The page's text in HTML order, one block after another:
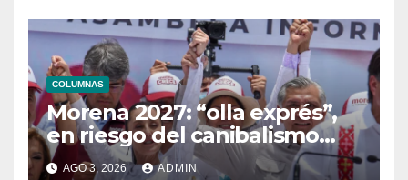
COLUMNAS
Morena 2027: “olla exprés”,
en riesgo del canibalismo
interno
AGO 3, 2026 ADMIN